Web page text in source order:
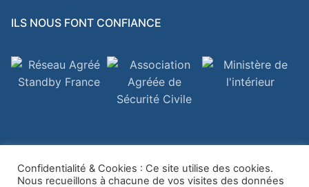
ILS NOUS FONT CONFIANCE
Confidentialité & Cookies : Ce site utilise des cookies.
Nous recueillons à chacune de vos visites des données